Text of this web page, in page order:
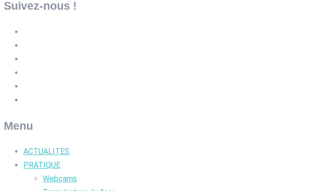
Suivez-nous !
Menu
ACTUALITES
PRATIQUE
Webcams